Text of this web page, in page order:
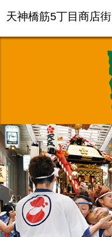
天神橋筋5丁目商店街